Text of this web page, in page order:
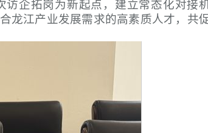
企拓岗为新起点，建立常态化对接
龙江产业发展需求的高素质人才，共